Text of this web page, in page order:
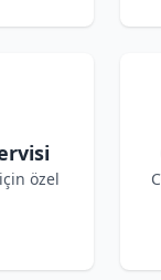
özel